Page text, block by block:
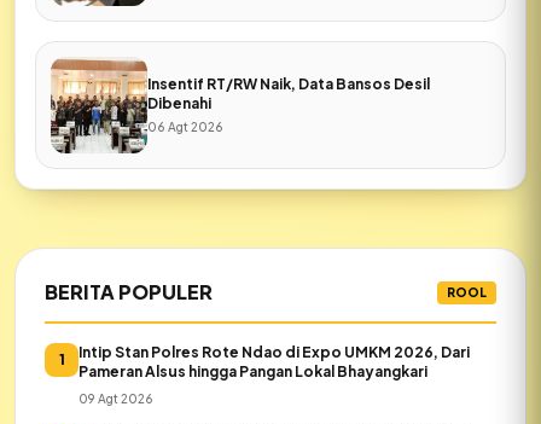
Insentif RT/RW Naik, Data Bansos Desil
Dibenahi
06 Agt 2026
BERITA POPULER ROOL
1
Intip Stan Polres Rote Ndao di Expo UMKM 2026, Dari
Pameran Alsus hingga Pangan Lokal Bhayangkari
09 Agt 2026